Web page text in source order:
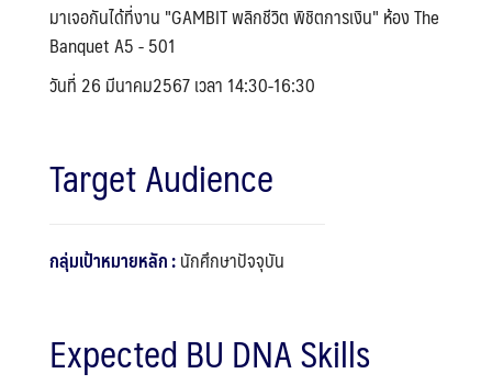
มาเจอกันได้ที่งาน "GAMBIT พลิกชีวิต พิชิตการเงิน" ห้อง The
Banquet A5 - 501
วันที่ 26 มีนาคม2567 เวลา 14:30-16:30
Target Audience
กลุ่มเป้าหมายหลัก :นักศึกษาปัจจุบัน
Expected BU DNA Skills